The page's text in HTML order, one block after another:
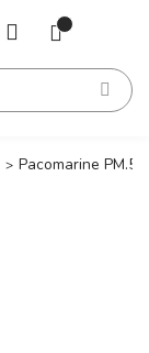
Pacomarine